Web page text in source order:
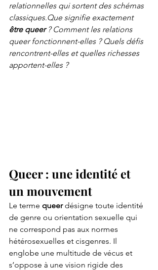
relationnelles qui sortent des schémas
classiques.Que signifie exactement
être queer ? Comment les relations
queer fonctionnent-elles ? Quels défis
rencontrent-elles et quelles richesses
apportent-elles ?
Queer : une identité et
un mouvement
Le terme queer désigne toute identité
de genre ou orientation sexuelle qui
ne correspond pas aux normes
hétérosexuelles et cisgenres. Il
englobe une multitude de vécus et
s’oppose à une vision rigide des